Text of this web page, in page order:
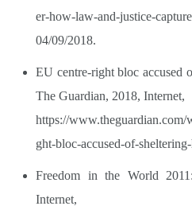
er-how-law-and-justice-
04/09/2018.
EU centre-right bloc accused
The Guardian, 2018, Internet,
https://www.theguardian.com/
ght-bloc-accused-of-
Freedom in the World
Internet,